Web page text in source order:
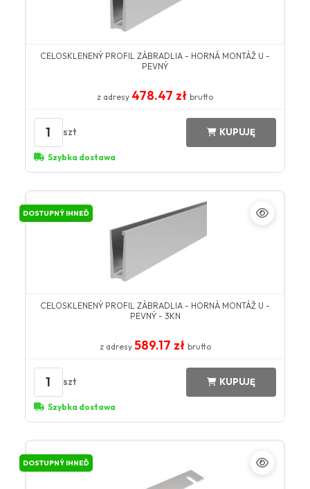
CELOSKLENENÝ PROFIL ZÁBRADLIA - HORNÁ MONTÁŽ U -
PEVNÝ
z adresy 478.47 zł brutto
1 szt KUPUJĘ
Szybka dostawa
DOSTUPNÝ IHNEĎ
CELOSKLENENÝ PROFIL ZÁBRADLIA - HORNÁ MONTÁŽ U -
PEVNÝ - 3KN
z adresy 589.17 zł brutto
1 szt KUPUJĘ
Szybka dostawa
DOSTUPNÝ IHNEĎ